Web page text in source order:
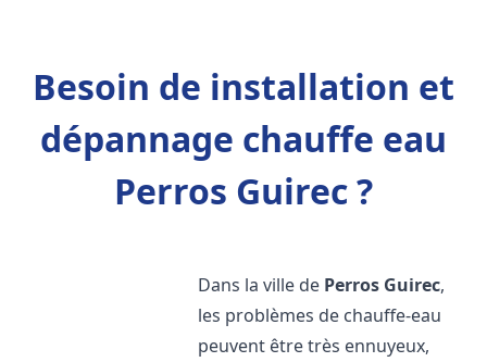
Besoin de installation et
dépannage chauffe eau
Perros Guirec ?
Dans la ville de Perros Guirec,
les problèmes de chauffe-eau
peuvent être très ennuyeux,